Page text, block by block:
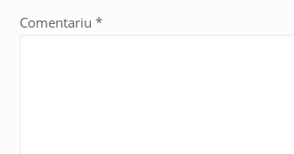
Comentariu *